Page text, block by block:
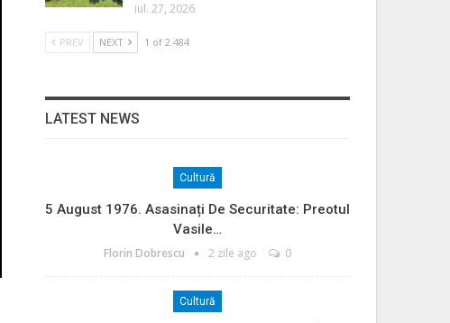
iul. 27, 2026
PREV NEXT 1 of 2.484
LATEST NEWS
Cultură
5 August 1976. Asasinați De Securitate: Preotul
Vasile…
Florin Dobrescu 2 zile ago 0
Cultură